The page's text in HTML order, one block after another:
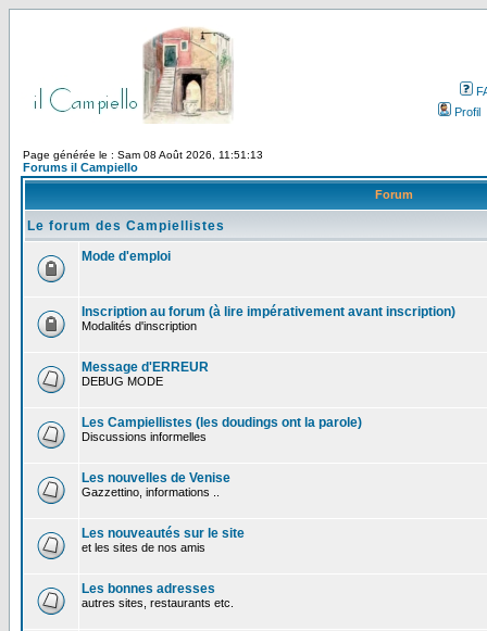
Profil
Page générée le : Sam 08 Août 2026, 11:51:13
Forums il Campiello
Forum
Le forum des Campiellistes
Mode d'emploi
Inscription au forum (à lire impérativement avant inscription)
Modalités d'inscription
Message d'ERREUR
DEBUG MODE
Les Campiellistes (les doudings ont la parole)
Discussions informelles
Les nouvelles de Venise
Gazzettino, informations ..
Les nouveautés sur le site
et les sites de nos amis
Les bonnes adresses
autres sites, restaurants etc.